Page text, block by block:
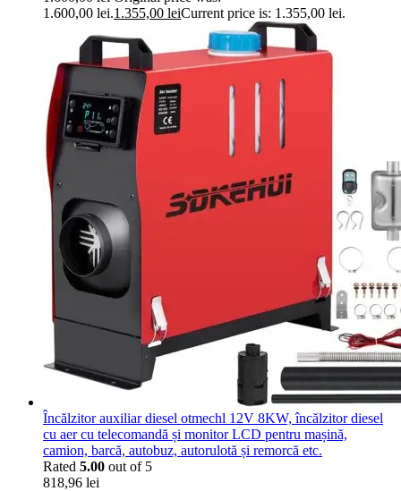
1.600,00 lei.1.355,00 leiCurrent price is: 1.355,00 lei.
Încălzitor auxiliar diesel otmechl 12V 8KW, încălzitor diesel
cu aer cu telecomandă și monitor LCD pentru mașină,
camion, barcă, autobuz, autorulotă și remorcă etc.
Rated 5.00 out of 5
818,96 lei